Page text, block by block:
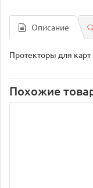
Описание
Протекторы для
Похожие